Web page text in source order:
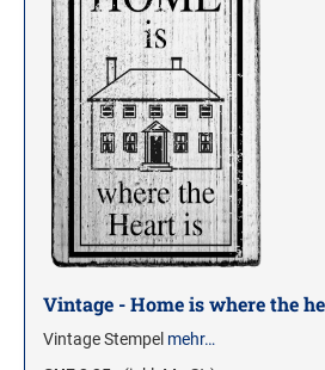
Weihnachtsstempel
Emoticons Motivstempel
Enten Motivstempel
Geburt Motivstempel
Geburtstag Motivstempel
Hero Arts Holz-Motivstempel
Hochzeit Motivstempel
LL-Set Motivstempel
Mini Motivstempel
Penny Black Motivstempel
Vintage - Home is where the
Vintage Stempel mehr…